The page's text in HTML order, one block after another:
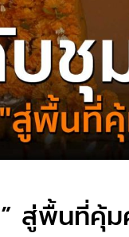
” สู่พื้นที่